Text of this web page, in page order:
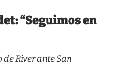
“Seguimos en
River ante San